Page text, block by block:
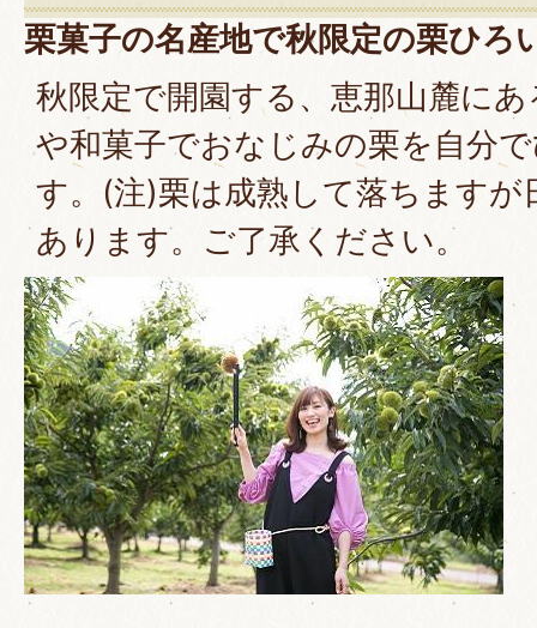
栗菓子の名産地で秋限定の栗ひろ
秋限定で開園する、恵那山麓に
や和菓子でおなじみの栗を自分
す。(注)栗は成熟して落ちます
あります。ご了承ください。